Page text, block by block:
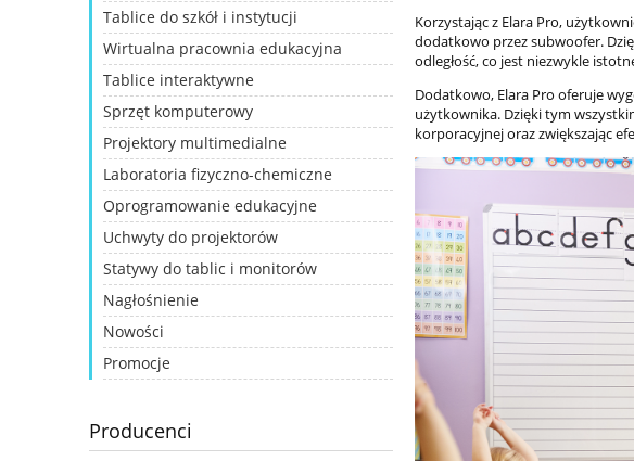
Tablice do szkół i instytucji
Wirtualna pracownia edukacyjna
Tablice interaktywne
Sprzęt komputerowy
Projektory multimedialne
Laboratoria fizyczno-chemiczne
Oprogramowanie edukacyjne
Uchwyty do projektorów
Statywy do tablic i monitorów
Nagłośnienie
Nowości
Promocje
Producenci
Korzystając z Elara Pro,
dodatkowo przez subwoofer.
odległość, co jest niezwykle
Dodatkowo, Elara Pro oferuje
użytkownika. Dzięki tym
korporacyjnej oraz zwiększając